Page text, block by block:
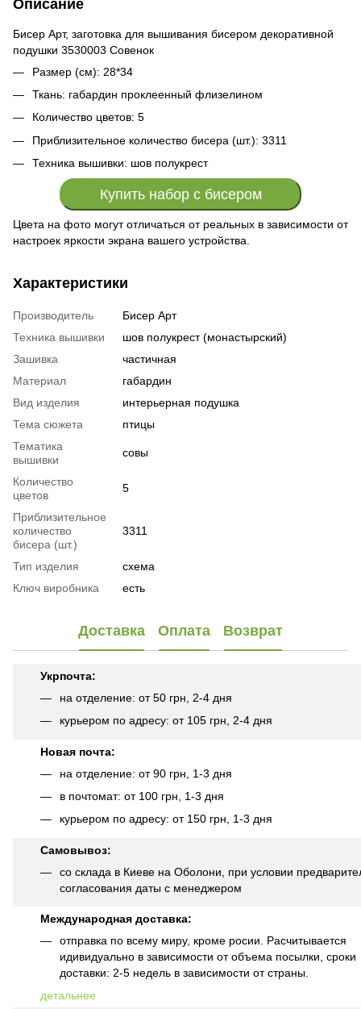
Описание
Бисер Арт, заготовка для вышивания бисером декоративной
подушки 3530003 Совенок
Размер (см): 28*34
Ткань: габардин проклеенный флизелином
Количество цветов: 5
Приблизительное количество бисера (шт.): 3311
Техника вышивки: шов полукрест
Купить набор с бисером
Цвета на фото могут отличаться от реальных в зависимости от
настроек яркости экрана вашего устройства.
Характеристики
Производитель
Бисер Арт
Техника вышивки
шов полукрест (монастырский)
Зашивка
частичная
Материал
габардин
Вид изделия
интерьерная подушка
Тема сюжета
птицы
Тематика
вышивки
совы
Количество
цветов
5
Приблизительное
количество
бисера (шт.)
3311
Тип изделия
схема
Ключ виробника
есть
Доставка Оплата Возврат
Укрпочта:
на отделение: от 50 грн, 2-4 дня
курьером по адресу: от 105 грн, 2-4 дня
Новая почта:
на отделение: от 90 грн, 1-3 дня
в почтомат: от 100 грн, 1-3 дня
курьером по адресу: от 150 грн, 1-3 дня
Самовывоз:
со склада в Киеве на Оболони, при условии
согласования даты с менеджером
Международная доставка:
отправка по всему миру, кроме росии. Расчитывается
идивидуально в зависимости от объема посылки, сроки
доставки: 2-5 недель в зависимости от страны.
детальнее